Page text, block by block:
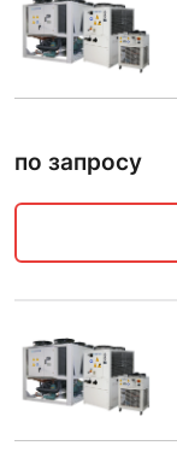
по запросу